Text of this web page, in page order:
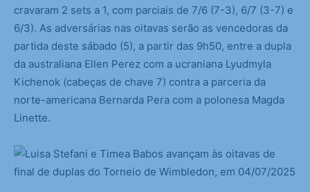
cravaram 2 sets a 1, com parciais de 7/6 (7-3), 6/7 (3-7) e
6/3). As adversárias nas oitavas serão as vencedoras da
partida deste sábado (5), a partir das 9h50, entre a dupla
da australiana Ellen Perez com a ucraniana Lyudmyla
Kichenok (cabeças de chave 7) contra a parceria da
norte-americana Bernarda Pera com a polonesa Magda
Linette.